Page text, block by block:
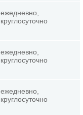
ежедневно,
круглосуточно
ежедневно,
круглосуточно
ежедневно,
круглосуточно